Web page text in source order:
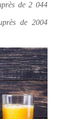
de 2 044
de 2004